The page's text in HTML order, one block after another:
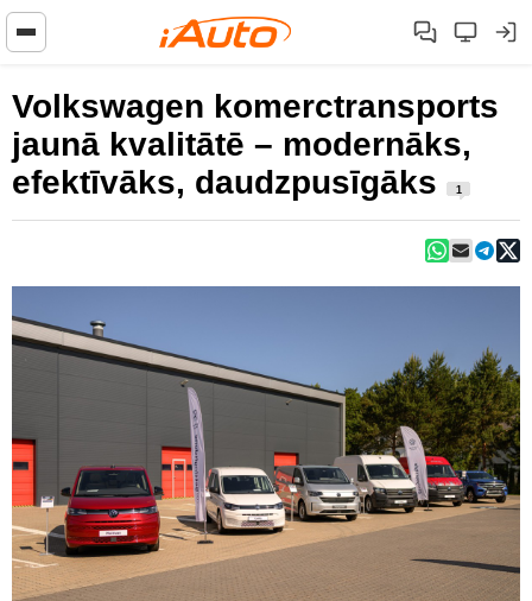
Volkswagen komerctransports
jaunā kvalitātē – modernāks,
efektīvāks, daudzpusīgāks
1